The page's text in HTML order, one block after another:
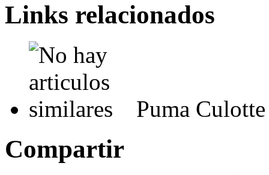
Links relacionados
Puma Culotte
Compartir